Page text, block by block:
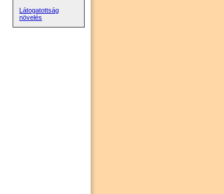
Látogatottság
növelés